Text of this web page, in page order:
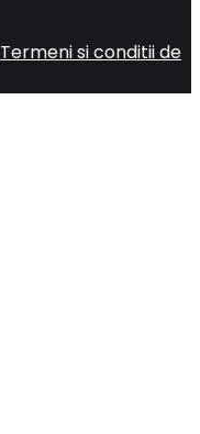
Termeni si conditii de